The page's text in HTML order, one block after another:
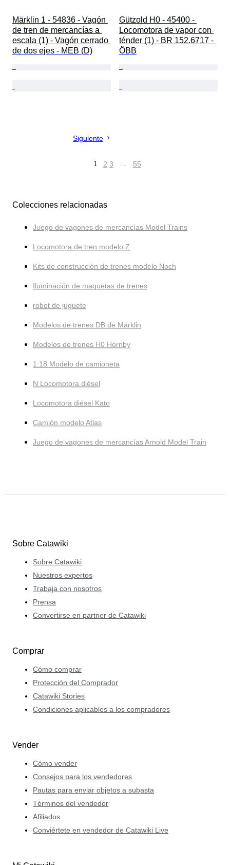
Märklin 1 - 54836 - Vagón
de tren de mercancías a
escala (1) - Vagón cerrado
de dos ejes - MEB (D)
Gützold H0 - 45400 -
Locomotora de vapor con
ténder (1) - BR 152.6717 -
ÖBB
Siguiente
1 2 3 … 55
Colecciones relacionadas
Juego de vagones de mercancías Model Trains
Locomotora de tren modelo Z
Kits de construcción de trenes modelo Noch
Iluminación de maquetas de trenes
robot de juguete
Modelos de trenes DB de Märklin
Modelos de trenes H0 Hornby
1:18 Modelo de camioneta
N Locomotora diésel
Locomotora diésel Kato
Camión modelo Atlas
Juego de vagones de mercancías Arnold Model Train
Sobre Catawiki
Sobre Catawiki
Nuestros expertos
Trabaja con nosotros
Prensa
Convertirse en partner de Catawiki
Comprar
Cómo comprar
Protección del Comprador
Catawiki Stories
Condiciones aplicables a los compradores
Vender
Cómo vender
Consejos para los vendedores
Pautas para enviar objetos a subasta
Términos del vendedor
Afiliados
Conviértete en vendedor de Catawiki Live